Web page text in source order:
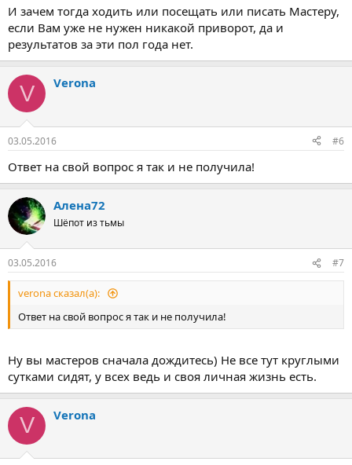
И зачем тогда ходить или посещать или писать Мастеру,
если Вам уже не нужен никакой приворот, да и
результатов за эти пол года нет.
V Verona
03.05.2016 #6
Ответ на свой вопрос я так и не получила!
Алена72
Шёпот из тьмы
03.05.2016 #7
verona сказал(а):
Ответ на свой вопрос я так и не получила!
Ну вы мастеров сначала дождитесь) Не все тут круглыми
сутками сидят, у всех ведь и своя личная жизнь есть.
V Verona